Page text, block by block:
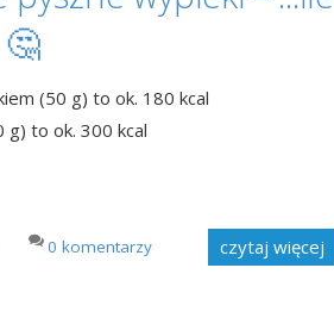
(50 g) to ok. 180 kcal
g) to ok. 300 kcal
0 komentarzy czytaj więcej